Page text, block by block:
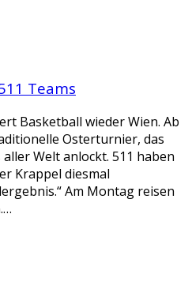
Teams
Basketball wieder Wien. Ab
Osterturnier, das
Welt anlockt. 511 haben
Krappel diesmal
Am Montag reisen